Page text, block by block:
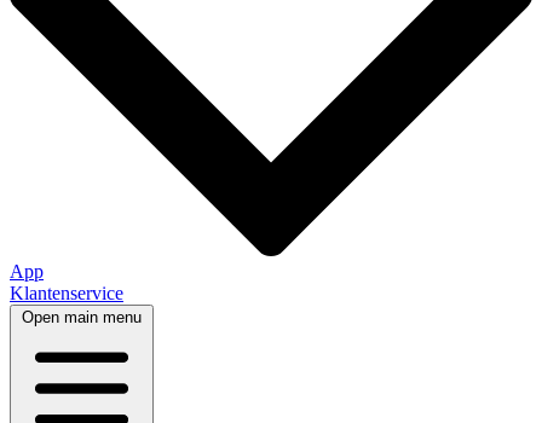
App
Klantenservice
Open main menu